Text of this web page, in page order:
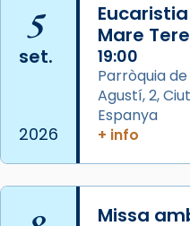
📸 J. Merino
Photo
View on Facebook ·
Arquebisbat de
de Barcelona.
2 weeks ago
comitè
5
set.
2026
Mare
19:00
Parròquia
Agustí, 2,
Espanya
+ info
Missa